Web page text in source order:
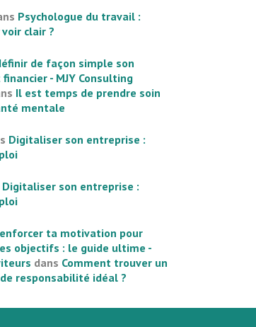
Psychologue du travail :
clair ?
de façon simple son
- MJY Consulting
Il est temps de prendre soin
mentale
Digitaliser son entreprise :
Digitaliser son entreprise :
ta motivation pour
objectifs : le guide ultime -
dans Comment trouver un
responsabilité idéal ?